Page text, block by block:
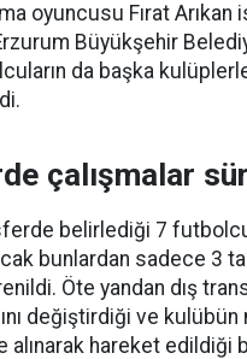
oyuncusu Fırat Arıkan
Büyükşehir
da başka
çalışmalar
belirlediği 7
bunlardan sadece 3
Öte yandan dış
değiştirdiği ve kulübün
alınarak hareket edildiği